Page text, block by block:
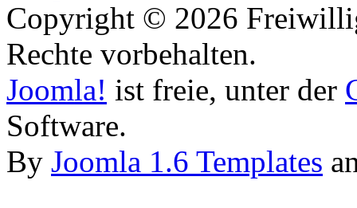
Copyright © 2026
Rechte vorbehalten.
Joomla! ist freie, unter der
Software.
By Joomla 1.6 Templates